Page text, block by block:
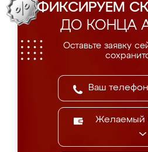
ФИКСИРУЕМ
ДО КОНЦА
Оставьте заявку
Желаемый